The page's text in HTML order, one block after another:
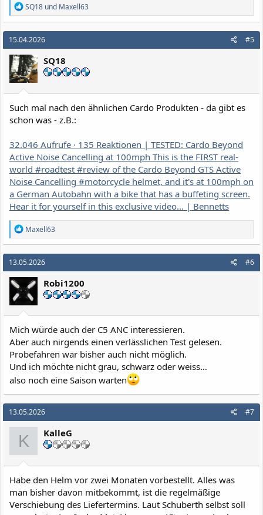
R
e
a
k
t
i
o
n
e
n
SQ18 und Maxell63
15.04.2026 #5
SQ18
Such mal nach den ähnlichen Cardo Produkten - da gibt es
schon was - z.B.:
32.046 Aufrufe · 135 Reaktionen | TESTED: Cardo Beyond
Active Noise Cancelling at 100mph This is the FIRST real-
world #roadtest #review of the Cardo Beyond GTS Active
Noise Cancelling #motorcycle helmet, and it's at 100mph on
a German Autobahn with a bike that has a buffeting screen.
Hear it for yourself in this exclusive video... | Bennetts
R
e
a
k
t
i
o
n
e
n
Maxell63
13.05.2026 #6
Robi1200
Mich würde auch der C5 ANC interessieren.
Aber auch nirgends einen verlässlichen Test gelesen.
Probefahren war bisher auch nicht möglich.
Und ich möchte nicht grau, schwarz oder weiss…
also noch eine Saison warten
13.05.2026 #7
K KalleG
Habe den Helm vor zwei Monaten vorbestellt. Alles was
man bisher davon mitbekommt, ist die regelmäßige
Verschiebung des Liefertermins. Laut Schuberth selbst soll